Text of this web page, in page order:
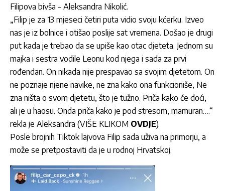
Filipova bivša – Aleksandra Nikolić.
„Filip je za 13 mjeseci četiri puta vidio svoju kćerku. Izveo
nas je iz bolnice i otišao poslije sat vremena. Došao je drugi
put kada je trebao da se upiše kao otac djeteta. Jednom su
majka i sestra vodile Leonu kod njega i sada za prvi
rođendan. On nikada nije prespavao sa svojim djetetom. On
ne poznaje njene navike, ne zna kako ona funkcioniše, Ne
zna ništa o svom djetetu, što je tužno. Priča kako će doći,
ali je u haosu. Onda priča kako je pod stresom, mamuran….“
rekla je Aleksandra (VIŠE KLIKOM OVDJE).
Posle brojnih Tiktok lajvova Filip sada uživa na primorju, a
može se pretpostaviti da je u rodnoj Hrvatskoj.